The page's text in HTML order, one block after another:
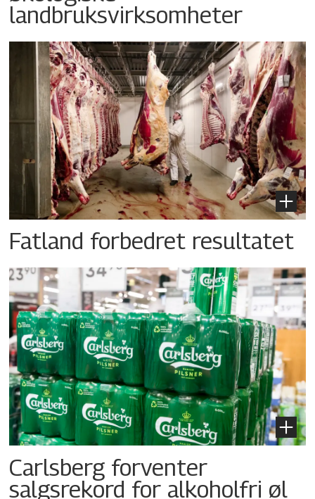
landbruksvirksomheter
Fatland forbedret resultatet
Carlsberg forventer
salgsrekord for alkoholfri øl